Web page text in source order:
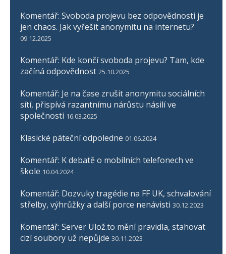
Komentář: Svoboda projevu bez odpovědnosti je
jen chaos. Jak vyřešit anonymitu na internetu?
09.12.2025
Komentář: Kde končí svoboda projevu? Tam, kde
začíná odpovědnost 25.10.2025
Komentář: Je na čase zrušit anonymitu sociálních
sítí, přispívá razantnímu nárůstu násilí ve
společnosti 16.03.2025
Klasické páteční odpoledne 01.06.2024
Komentář: K debatě o mobilních telefonech ve
škole 10.04.2024
Komentář: Dozvuky tragédie na FF UK, schvalování
střelby, výhrůžky a další porce nenávisti 30.12.2023
Komentář: Server Ulož.to mění pravidla, stahovat
cizí soubory už nepůjde 30.11.2023